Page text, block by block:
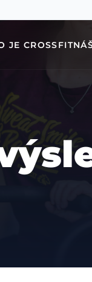
JE CROSSFIT